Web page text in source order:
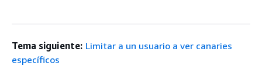
Tema siguiente: Limitar a un usuario a ver canaries
específicos